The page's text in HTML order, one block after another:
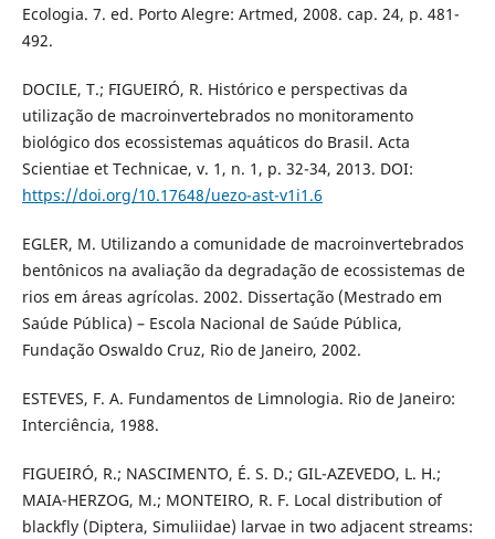
Ecologia. 7. ed. Porto Alegre: Artmed, 2008. cap. 24, p. 481-
492.
DOCILE, T.; FIGUEIRÓ, R. Histórico e perspectivas da
utilização de macroinvertebrados no monitoramento
biológico dos ecossistemas aquáticos do Brasil. Acta
Scientiae et Technicae, v. 1, n. 1, p. 32-34, 2013. DOI:
https://doi.org/10.17648/uezo-ast-v1i1.6
EGLER, M. Utilizando a comunidade de macroinvertebrados
bentônicos na avaliação da degradação de ecossistemas de
rios em áreas agrícolas. 2002. Dissertação (Mestrado em
Saúde Pública) – Escola Nacional de Saúde Pública,
Fundação Oswaldo Cruz, Rio de Janeiro, 2002.
ESTEVES, F. A. Fundamentos de Limnologia. Rio de Janeiro:
Interciência, 1988.
FIGUEIRÓ, R.; NASCIMENTO, É. S. D.; GIL-AZEVEDO, L. H.;
MAIA-HERZOG, M.; MONTEIRO, R. F. Local distribution of
blackfly (Diptera, Simuliidae) larvae in two adjacent streams: